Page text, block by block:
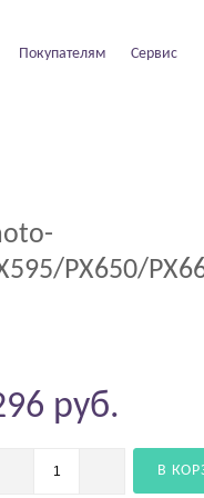
Покупателям Сервис
PX650/
руб.
В